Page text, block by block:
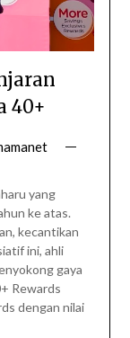
40+
yang
ke atas.
kecantikan
ini, ahli
gaya
Rewards
dengan nilai